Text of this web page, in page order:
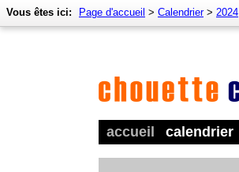
accueil calendrier
Vous êtes ici: Page d'accueil > Calendrier> 2024